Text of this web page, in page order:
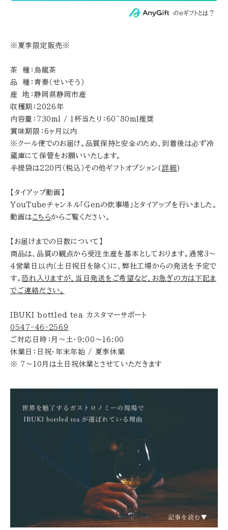
のeギフトとは？
※夏季限定販売※
茶 種：烏龍茶
品 種：青奏（せいそう）
産 地：静岡県静岡市産
収穫期：2026年
内容量：730ml / 1杯当たり：60~80ml推奨
賞味期限：6ヶ月以内
※クール便でのお届け。品質保持と安全のため、到着後は必ず冷
蔵庫にて保管をお願いいたします。
手提袋は220円（税込）その他ギフトオプション( 詳細 )
【タイアップ動画】
YouTubeチャンネル「Genの炊事場」とタイアップを行いました。
動画はこちらからご覧ください。
【お届けまでの日数について】
商品は、品質の観点から受注生産を基本としております。通常3～
４営業日以内（土日祝日を除く）に、弊社工場からの発送を予定で
す。恐れ入りますが、当日発送をご希望など、お急ぎの方は下記ま
でご連絡ださい。
IBUKI bottled tea カスタマーサポート
0547-46-2569
ご対応日時：月〜土・9:00〜16:00
休業日：日祝・年末年始 / 夏季休業
※ 7〜10月は土日祝休業とさせていただきます